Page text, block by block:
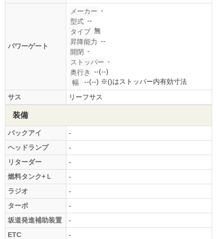
パワーゲート
メーカー -
型式 --
タイプ 無
昇降能力 --
開閉 -
ストッパー -
奥行き
--(--)
幅
--(--) ※()はストッパー内有効寸法
サス
リーフサス
装備
バックアイ
-
ヘッドランプ
-
リターダー
-
燃料タンク+Ｌ
-
ラジオ
-
ターボ
-
坂道発進補助装置
-
ETC
-